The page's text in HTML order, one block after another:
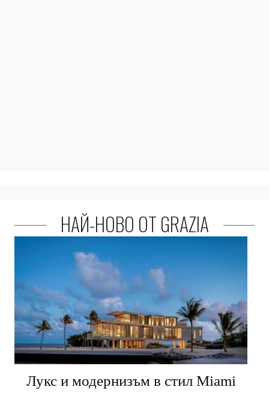
НАЙ-НОВО ОТ GRAZIA
Лукс и модернизъм в стил Miami